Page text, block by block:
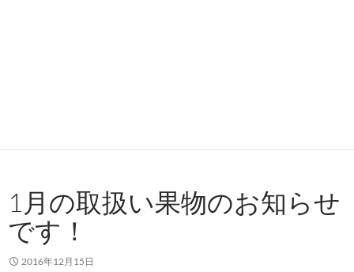
1月の取扱い果物のお知らせ
です！
2016年12月15日